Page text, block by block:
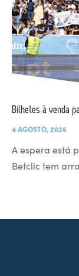
Bilhetes à venda
4 AGOSTO, 2026
A espera está
Betclic tem